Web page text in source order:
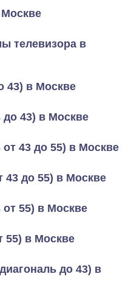
Москве
телевизора в
43) в Москве
до 43) в Москве
43 до 55) в Москве
43 до 55) в Москве
от 55) в Москве
55) в Москве
до 43) в